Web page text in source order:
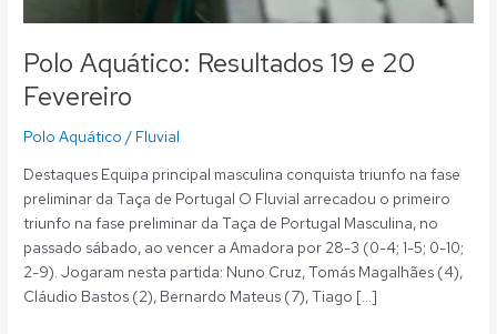
Polo Aquático: Resultados 19 e 20
Fevereiro
Polo Aquático / Fluvial
Destaques Equipa principal masculina conquista triunfo na fase
preliminar da Taça de Portugal O Fluvial arrecadou o primeiro
triunfo na fase preliminar da Taça de Portugal Masculina, no
passado sábado, ao vencer a Amadora por 28-3 (0-4; 1-5; 0-10;
2-9). Jogaram nesta partida: Nuno Cruz, Tomás Magalhães (4),
Cláudio Bastos (2), Bernardo Mateus (7), Tiago […]